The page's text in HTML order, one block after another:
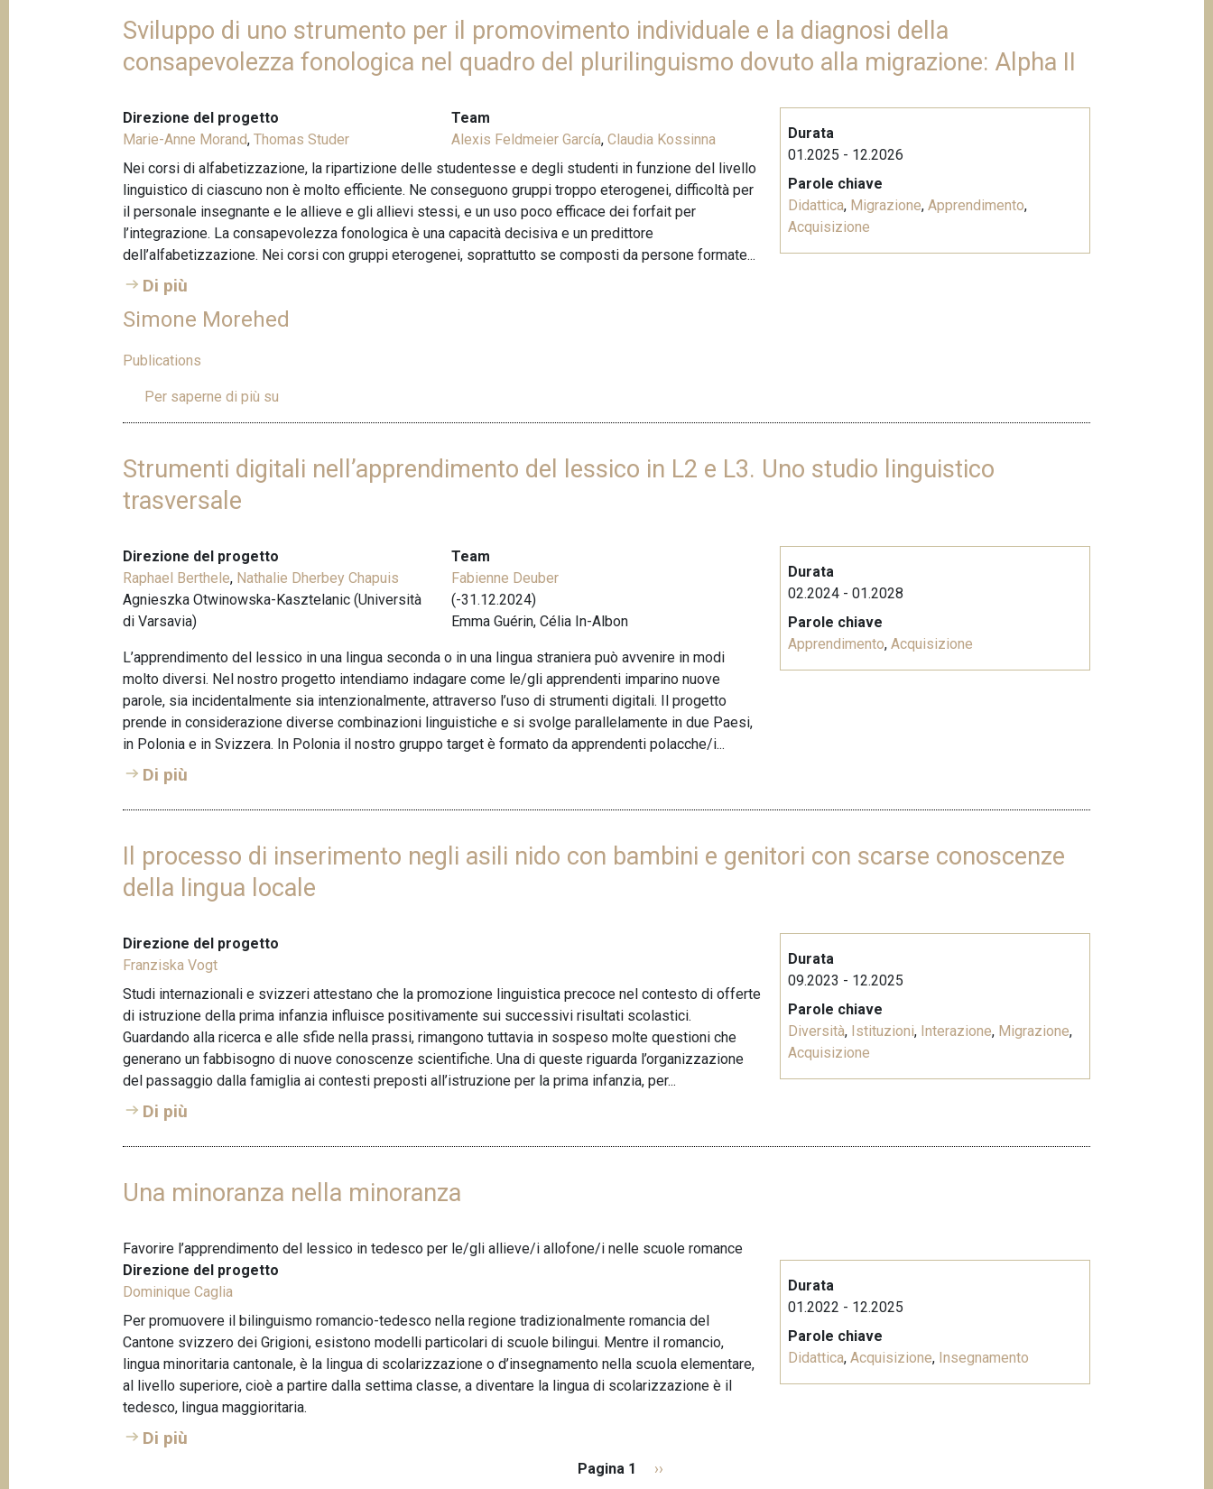
Sviluppo di uno strumento per il promovimento individuale e la diagnosi della
consapevolezza fonologica nel quadro del plurilinguismo dovuto alla migrazione: Alpha II
Direzione del progetto
Marie-Anne Morand,Thomas Studer
Team
Alexis Feldmeier García,Claudia Kossinna
Nei corsi di alfabetizzazione, la ripartizione delle studentesse e degli studenti in funzione del livello
linguistico di ciascuno non è molto efficiente. Ne conseguono gruppi troppo eterogenei, difficoltà per
il personale insegnante e le allieve e gli allievi stessi, e un uso poco efficace dei forfait per
l’integrazione. La consapevolezza fonologica è una capacità decisiva e un predittore
dell’alfabetizzazione. Nei corsi con gruppi eterogenei, soprattutto se composti da persone formate...
Di più
Durata
01.2025 - 12.2026
Parole chiave
Didattica, Migrazione, Apprendimento,
Acquisizione
Simone Morehed
Publications
Per saperne di più su
i
o
e
d
Strumenti digitali nell’apprendimento del lessico in L2 e L3. Uno studio linguistico
trasversale
Direzione del progetto
Raphael Berthele, Nathalie Dherbey Chapuis
Agnieszka Otwinowska-Kasztelanic (Università
di Varsavia)
Team
Fabienne Deuber
(-31.12.2024)
Emma Guérin, Célia In-Albon
L’apprendimento del lessico in una lingua seconda o in una lingua straniera può avvenire in modi
molto diversi. Nel nostro progetto intendiamo indagare come le/gli apprendenti imparino nuove
parole, sia incidentalmente sia intenzionalmente, attraverso l’uso di strumenti digitali. Il progetto
prende in considerazione diverse combinazioni linguistiche e si svolge parallelamente in due Paesi,
in Polonia e in Svizzera. In Polonia il nostro gruppo target è formato da apprendenti polacche/i...
Di più
Durata
02.2024 - 01.2028
Parole chiave
Apprendimento, Acquisizione
Il processo di inserimento negli asili nido con bambini e genitori con scarse conoscenze
della lingua locale
Direzione del progetto
Franziska Vogt
Studi internazionali e svizzeri attestano che la promozione linguistica precoce nel contesto di offerte
di istruzione della prima infanzia influisce positivamente sui successivi risultati scolastici.
Guardando alla ricerca e alle sfide nella prassi, rimangono tuttavia in sospeso molte questioni che
generano un fabbisogno di nuove conoscenze scientifiche. Una di queste riguarda l’organizzazione
del passaggio dalla famiglia ai contesti preposti all’istruzione per la prima infanzia, per...
Di più
Durata
09.2023 - 12.2025
Parole chiave
Diversità, Istituzioni, Interazione, Migrazione,
Acquisizione
Una minoranza nella minoranza
Favorire l’apprendimento del lessico in tedesco per le/gli allieve/i allofone/i nelle scuole romance
Direzione del progetto
Dominique Caglia
Per promuovere il bilinguismo romancio-tedesco nella regione tradizionalmente romancia del
Cantone svizzero dei Grigioni, esistono modelli particolari di scuole bilingui. Mentre il romancio,
lingua minoritaria cantonale, è la lingua di scolarizzazione o d’insegnamento nella scuola elementare,
al livello superiore, cioè a partire dalla settima classe, a diventare la lingua di scolarizzazione è il
tedesco, lingua maggioritaria.
Di più
Durata
01.2022 - 12.2025
Parole chiave
Didattica, Acquisizione, Insegnamento
Pagina 1
P
››